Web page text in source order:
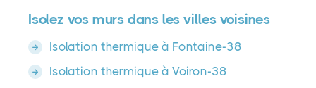
Isolez vos murs dans les villes voisines
Isolation thermique à Fontaine-38
Isolation thermique à Voiron-38